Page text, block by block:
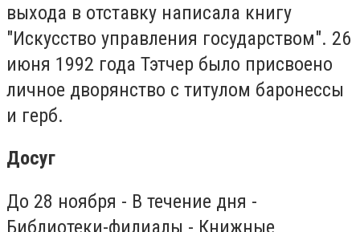
выхода в отставку написала книгу
"Искусство управления государством". 26
июня 1992 года Тэтчер было присвоено
личное дворянство с титулом баронессы
и герб.
Досуг
До 28 ноября - В течение дня -
Библиотеки-филиалы - Книжные